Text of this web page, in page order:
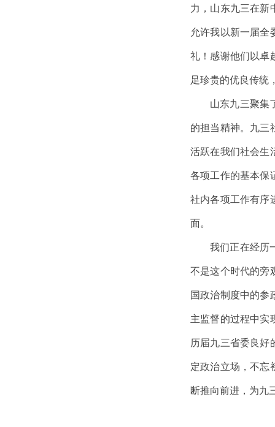
力，山东九三在新
允许我以新一届全
礼！感谢他们以卓
足珍贵的优良传统
山东九三聚集
的担当精神。九三
活跃在我们社会生
各项工作的基本保
社内各项工作有序
面。
我们正在经历
不是这个时代的旁
国政治制度中的参
主监督的过程中实
历届九三省委良好
定政治立场，不忘
断推向前进，为九